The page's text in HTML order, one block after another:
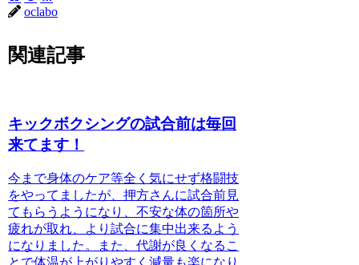
oclabo
関連記事
キックボクシングの試合前は毎回
来てます！
今まで身体のケア等全く気にせず格闘技
をやってましたが、押方さんに試合前見
てもらうようになり、不安な体の箇所や
疲れが取れ、より試合に集中出来るよう
になりました。また、代謝が良くなるこ
とで体温が上がりやすく減量も楽になり